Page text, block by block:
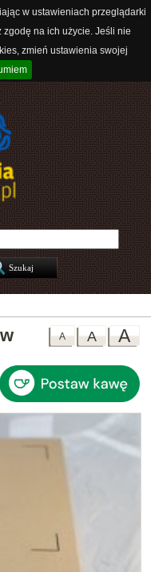
w ustawieniach przeglądarki
zgodę na ich użycie. Jeśli nie
zmień ustawienia swojej
A
A
A